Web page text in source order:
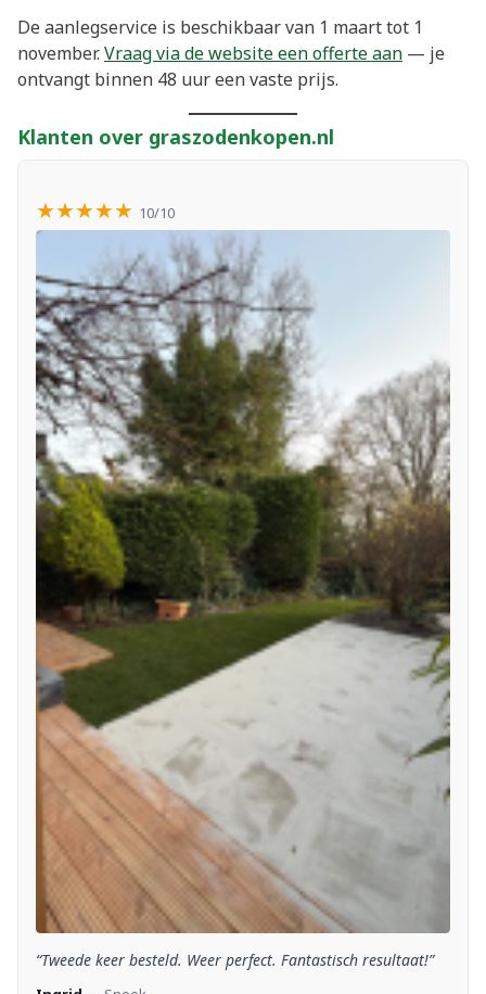
De aanlegservice is beschikbaar van 1 maart tot 1
november.Vraag via de website een offerte aan — je
ontvangt binnen 48 uur een vaste prijs.
Klanten over graszodenkopen.nl
★★★★★ 10/10
“Tweede keer besteld. Weer perfect. Fantastisch resultaat!”